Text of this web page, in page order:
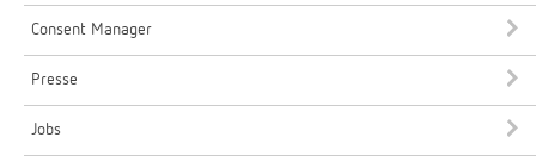
Consent Manager
Presse
Jobs